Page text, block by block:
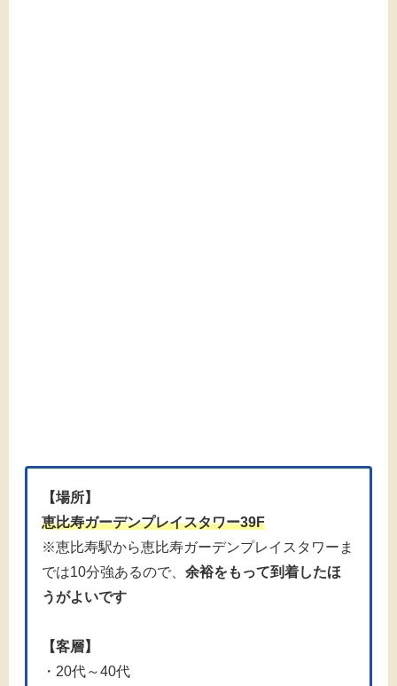
【場所】
恵比寿ガーデンプレイスタワー39F
※恵比寿駅から恵比寿ガーデンプレイスタワーま
では10分強あるので、余裕をもって到着したほ
うがよいです
【客層】
・20代～40代